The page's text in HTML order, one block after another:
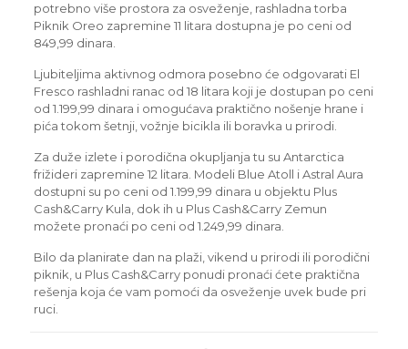
potrebno više prostora za osveženje, rashladna torba
Piknik Oreo zapremine 11 litara dostupna je po ceni od
849,99 dinara.
Ljubiteljima aktivnog odmora posebno će odgovarati El
Fresco rashladni ranac od 18 litara koji je dostupan po ceni
od 1.199,99 dinara i omogućava praktično nošenje hrane i
pića tokom šetnji, vožnje bicikla ili boravka u prirodi.
Za duže izlete i porodična okupljanja tu su Antarctica
frižideri zapremine 12 litara. Modeli Blue Atoll i Astral Aura
dostupni su po ceni od 1.199,99 dinara u objektu Plus
Cash&Carry Kula, dok ih u Plus Cash&Carry Zemun
možete pronaći po ceni od 1.249,99 dinara.
Bilo da planirate dan na plaži, vikend u prirodi ili porodični
piknik, u Plus Cash&Carry ponudi pronaći ćete praktična
rešenja koja će vam pomoći da osveženje uvek bude pri
ruci.